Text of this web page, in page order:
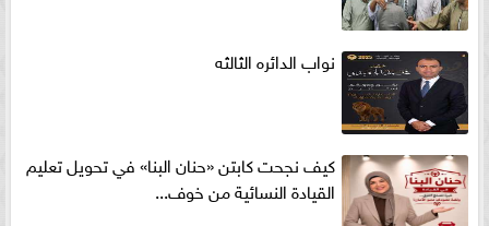
نواب الدائره الثالثه
كيف نجحت كابتن «حنان البنا» في تحويل تعليم
القيادة النسائية من خوف...